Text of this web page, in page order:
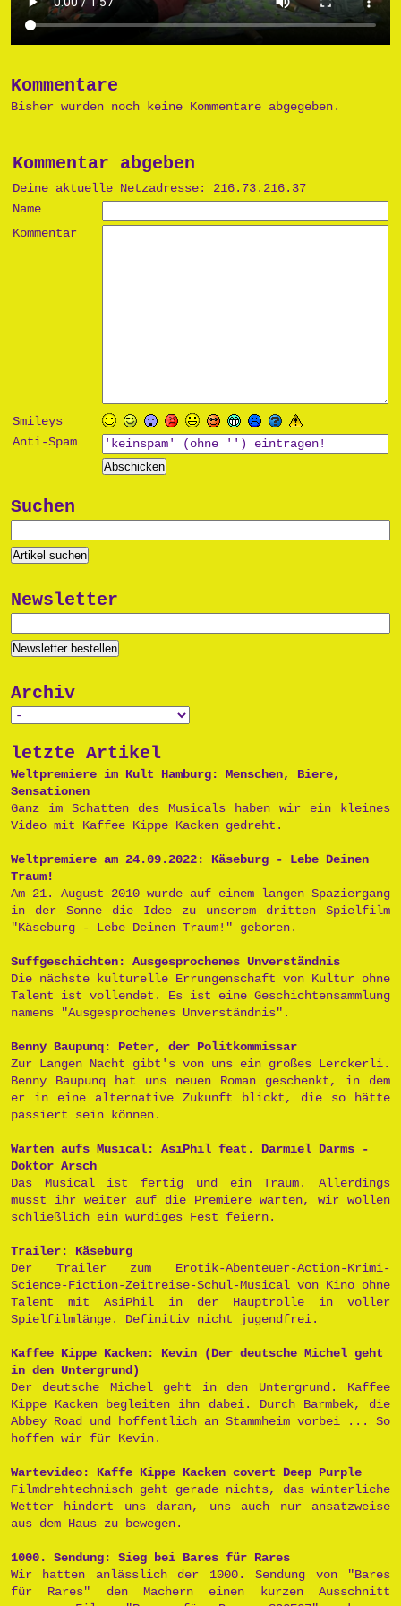
Kommentare
Bisher wurden noch keine Kommentare abgegeben.
Kommentar abgeben
Deine aktuelle Netzadresse: 216.73.216.37
Name
Kommentar
Smileys
Anti-Spam
Suchen
Newsletter
Archiv
letzte Artikel
Weltpremiere im Kult Hamburg: Menschen, Biere,
Sensationen
Ganz im Schatten des Musicals haben wir ein kleines
Video mit Kaffee Kippe Kacken gedreht.
Weltpremiere am 24.09.2022: Käseburg - Lebe Deinen
Traum!
Am 21. August 2010 wurde auf einem langen Spaziergang
in der Sonne die Idee zu unserem dritten Spielfilm
"Käseburg - Lebe Deinen Traum!" geboren.
Suffgeschichten: Ausgesprochenes Unverständnis
Die nächste kulturelle Errungenschaft von Kultur ohne
Talent ist vollendet. Es ist eine Geschichtensammlung
namens "Ausgesprochenes Unverständnis".
Benny Baupunq: Peter, der Politkommissar
Zur Langen Nacht gibt's von uns ein großes Lerckerli.
Benny Baupunq hat uns neuen Roman geschenkt, in dem
er in eine alternative Zukunft blickt, die so hätte
passiert sein können.
Warten aufs Musical: AsiPhil feat. Darmiel Darms -
Doktor Arsch
Das Musical ist fertig und ein Traum. Allerdings
müsst ihr weiter auf die Premiere warten, wir wollen
schließlich ein würdiges Fest feiern.
Trailer: Käseburg
Der Trailer zum Erotik-Abenteuer-Action-Krimi-
Science-Fiction-Zeitreise-Schul-Musical von Kino ohne
Talent mit AsiPhil in der Hauptrolle in voller
Spielfilmlänge. Definitiv nicht jugendfrei.
Kaffee Kippe Kacken: Kevin (Der deutsche Michel geht
in den Untergrund)
Der deutsche Michel geht in den Untergrund. Kaffee
Kippe Kacken begleiten ihn dabei. Durch Barmbek, die
Abbey Road und hoffentlich an Stammheim vorbei ... So
hoffen wir für Kevin.
Wartevideo: Kaffe Kippe Kacken covert Deep Purple
Filmdrehtechnisch geht gerade nichts, das winterliche
Wetter hindert uns daran, uns auch nur ansatzweise
aus dem Haus zu bewegen.
1000. Sendung: Sieg bei Bares für Rares
Wir hatten anlässlich der 1000. Sendung von "Bares
für Rares" den Machern einen kurzen Ausschnitt